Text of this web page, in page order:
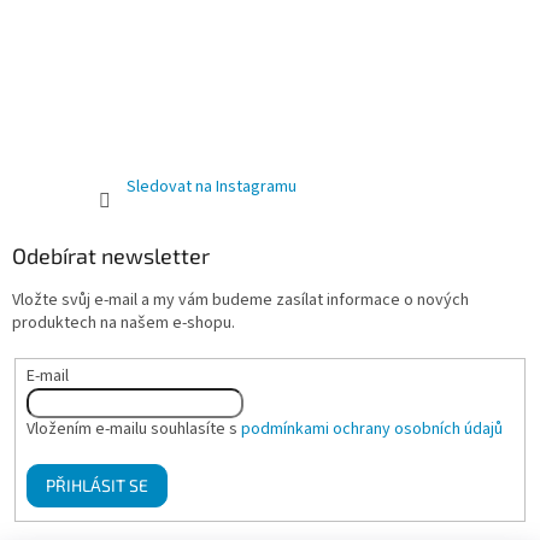
Sledovat na Instagramu
Odebírat newsletter
Vložte svůj e-mail a my vám budeme zasílat informace o nových
produktech na našem e-shopu.
E-mail
Vložením e-mailu souhlasíte s podmínkami ochrany osobních údajů
PŘIHLÁSIT SE